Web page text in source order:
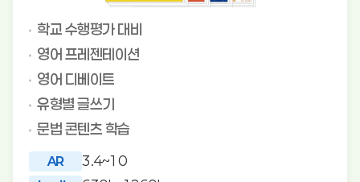
학교 수행평가 대비
영어 프레젠테이션
영어 디베이트
유형별 글쓰기
문법 콘텐츠 학습
AR 3.4~10